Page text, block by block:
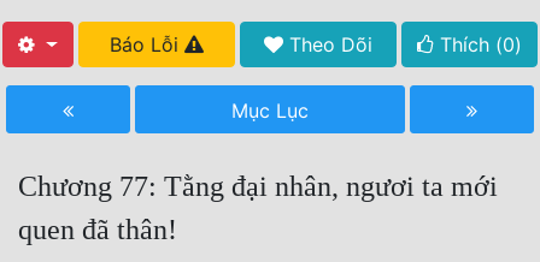
Truyện Convert
Truyện Dịch
Báo Lỗi Theo Dõi Thích (0)
Mục Lục
Chương 77: Tằng đại nhân, ngươi ta mới
quen đã thân!